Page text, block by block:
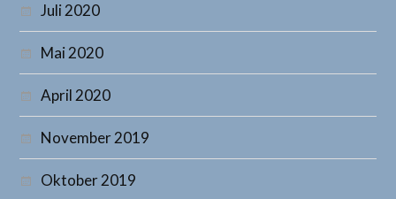
Juli 2020
Mai 2020
April 2020
November 2019
Oktober 2019